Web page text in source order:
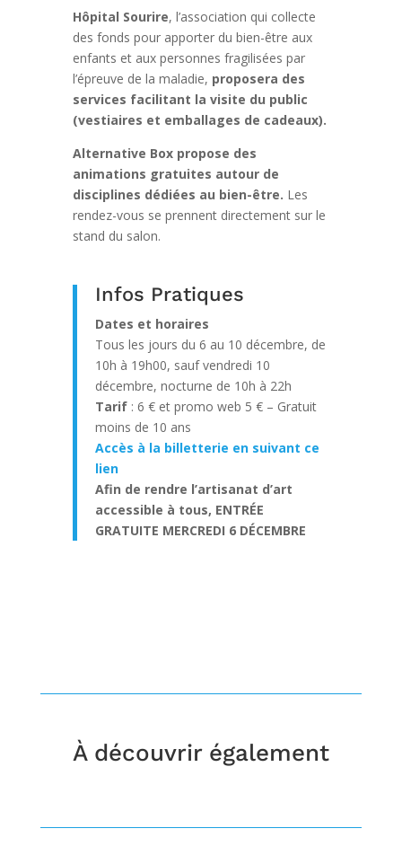
Hôpital Sourire, l’association qui collecte
des fonds pour apporter du bien-être aux
enfants et aux personnes fragilisées par
l’épreuve de la maladie, proposera des
services facilitant la visite du public
(vestiaires et emballages de cadeaux).
Alternative Box propose des
animations gratuites autour de
disciplines dédiées au bien-être. Les
rendez-vous se prennent directement sur le
stand du salon.
Infos Pratiques
Dates et horaires
Tous les jours du 6 au 10 décembre, de
10h à 19h00, sauf vendredi 10
décembre, nocturne de 10h à 22h
Tarif: 6 € et promo web 5 € – Gratuit
moins de 10 ans
Accès à la billetterie en suivant ce
lien
Afin de rendre l’artisanat d’art
accessible à tous, ENTRÉE
GRATUITE MERCREDI 6 DÉCEMBRE
À découvrir également